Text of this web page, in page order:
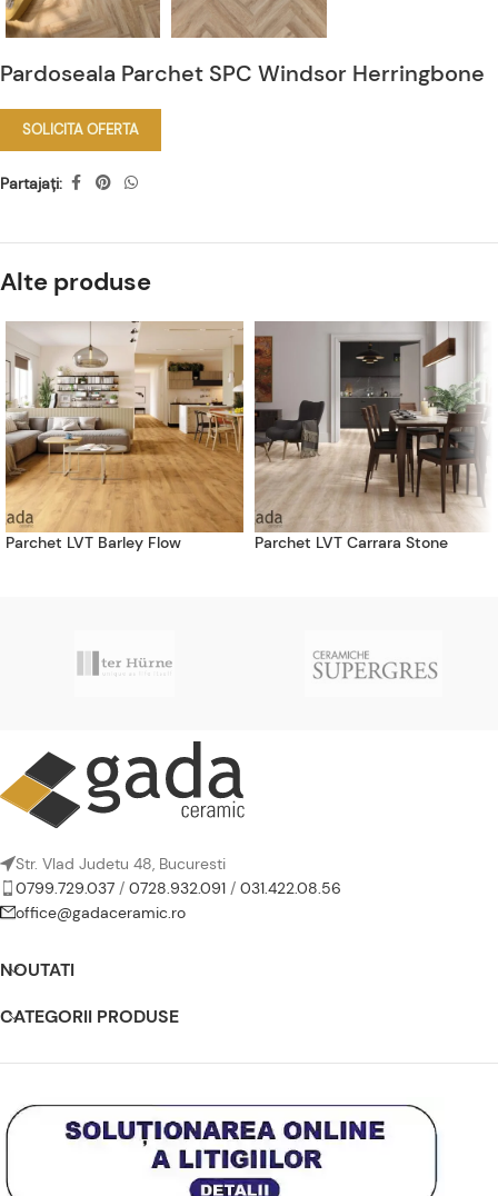
Pardoseala Parchet SPC Windsor Herringbone
SOLICITA OFERTA
Partajați:
Alte produse
Parchet LVT Barley Flow Parchet LVT Carrara Stone
Str. Vlad Judetu 48, Bucuresti
0799.729.037 / 0728.932.091 / 031.422.08.56
office@gadaceramic.ro
NOUTATI
CATEGORII PRODUSE